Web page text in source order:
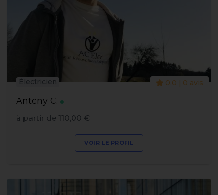
Antony C.
Électricien 0.0 | 0 avis
à partir de 110,00 €
VOIR LE PROFIL